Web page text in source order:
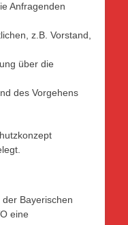
Anfragenden
z.B. Vorstand,
über die
des Vorgehens
Bayerischen
eine